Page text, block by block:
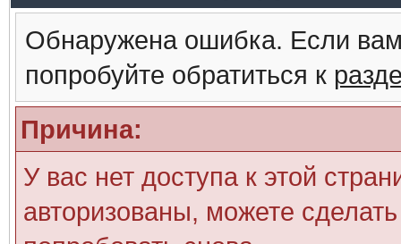
Обнаружена ошибка. Если
попробуйте обратиться к
Причина:
У вас нет доступа к этой
авторизованы, можете